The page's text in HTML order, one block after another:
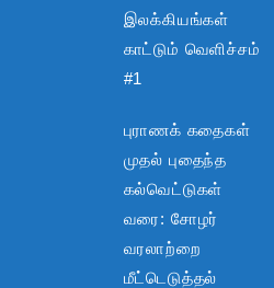
இலக்கியங்கள்
காட்டும் வெளிச்சம்
#1
புராணக் கதைகள்
முதல் புதைந்த
கல்வெட்டுகள்
வரை: சோழர்
வரலாற்றை
மீட்டெடுத்தல்